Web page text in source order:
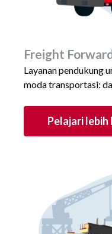
Freight
Layanan pendukung
moda transportasi:
Pelajari lebih